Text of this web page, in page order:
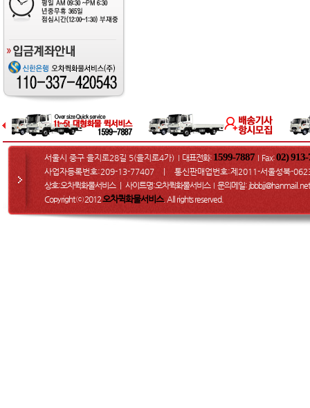
서울시 중구 을지로28길 5(을지로4가) I 대표전화: 1599-7887 I Fax:02)
사업자등록번호:209-13-77407 ㅣ 통신판매업번호:제2011-서울성북-
상호:오차퀵화물서비스 ㅣ 사이트명:오차퀵화물서비스 I 문의메일: jbbbjj@hanmail.net
Copyright ⓒ 2012오차퀵화물서비스. All rights reserved.